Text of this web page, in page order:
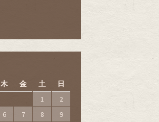
木 金 土 日
1
2
6 7 8
9